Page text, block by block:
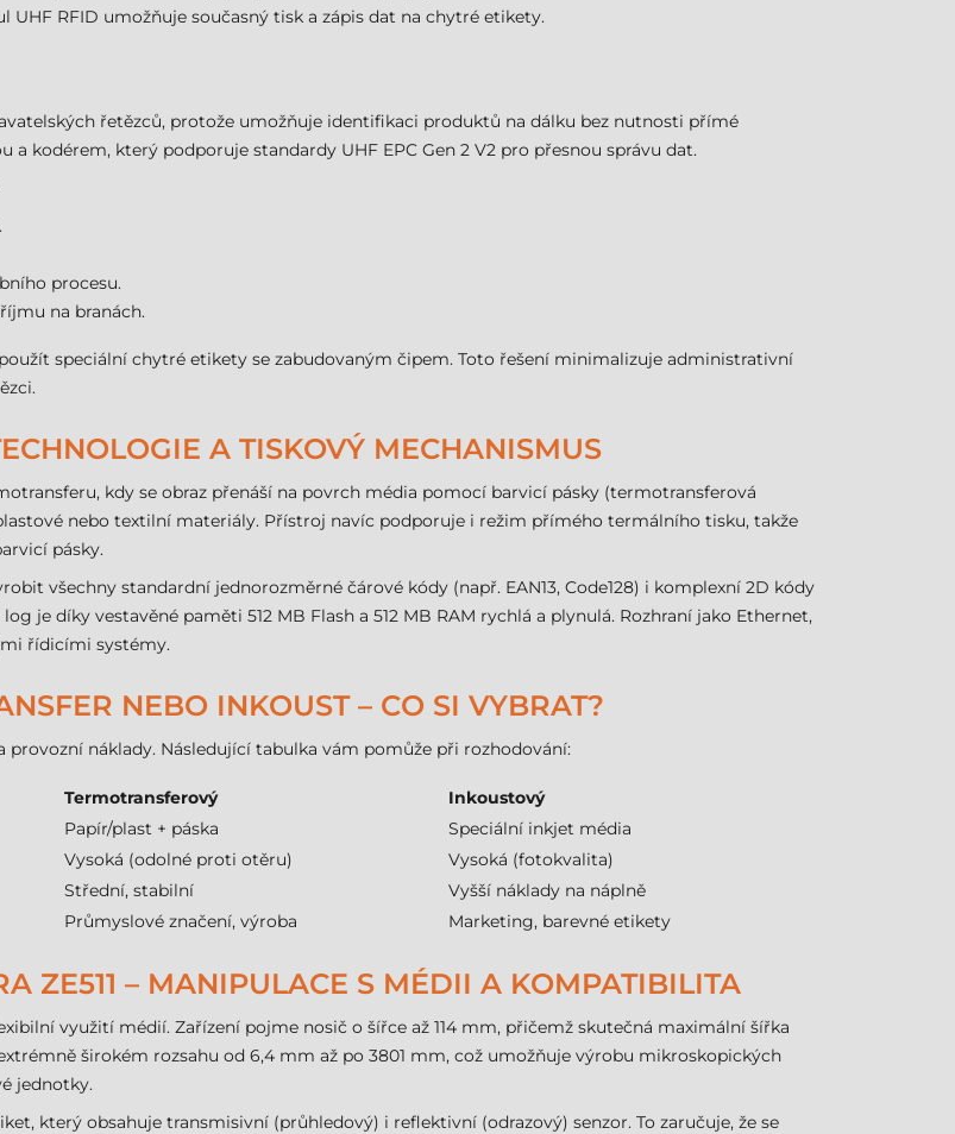
UHF RFID umožňuje současný tisk a zápis dat na chytré etikety.
řetězců, protože umožňuje identifikaci produktů na dálku bez nutnosti přímé
a kodérem, který podporuje standardy UHF EPC Gen 2 V2 pro přesnou správu dat.
procesu.
na branách.
speciální chytré etikety se zabudovaným čipem. Toto řešení minimalizuje administrativní
A TISKOVÝ MECHANISMUS
kdy se obraz přenáší na povrch média pomocí barvicí pásky (termotransferová
nebo textilní materiály. Přístroj navíc podporuje i režim přímého termálního tisku, takže
pásky.
všechny standardní jednorozměrné čárové kódy (např. EAN13, Code128) i komplexní 2D kódy
je díky vestavěné paměti 512 MB Flash a 512 MB RAM rychlá a plynulá. Rozhraní jako Ethernet,
řídicími systémy.
NEBO INKOUST – CO SI VYBRAT?
náklady. Následující tabulka vám pomůže při rozhodování:
Termotransferový
Inkoustový
Papír/plast + páska
Speciální inkjet média
Vysoká (odolné proti otěru)
Vysoká (fotokvalita)
Střední, stabilní
Vyšší náklady na náplně
Průmyslové značení, výroba Marketing, barevné etikety
ZE511 – MANIPULACE S MÉDII A KOMPATIBILITA
využití médií. Zařízení pojme nosič o šířce až 114 mm, přičemž skutečná maximální šířka
širokém rozsahu od 6,4 mm až po 3801 mm, což umožňuje výrobu mikroskopických
jednotky.
který obsahuje transmisivní (průhledový) i reflektivní (odrazový) senzor. To zaručuje, že se